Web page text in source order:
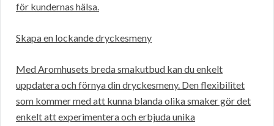
för kundernas hälsa.
Skapa en lockande dryckesmeny
Med Aromhusets breda smakutbud kan du enkelt
uppdatera och förnya din dryckesmeny. Den flexibilitet
som kommer med att kunna blanda olika smaker gör det
enkelt att experimentera och erbjuda unika